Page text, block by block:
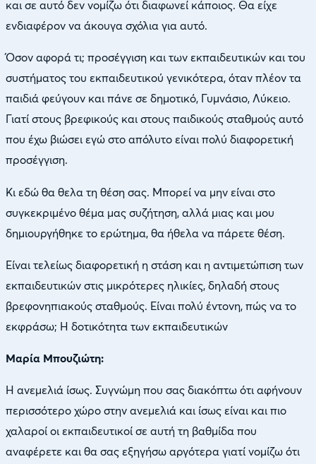
και σε αυτό δεν νομίζω ότι διαφωνεί κάποιος. Θα είχε
ενδιαφέρον να άκουγα σχόλια για αυτό.
Όσον αφορά τι; προσέγγιση και των εκπαιδευτικών και του
συστήματος του εκπαιδευτικού γενικότερα, όταν πλέον τα
παιδιά φεύγουν και πάνε σε δημοτικό, Γυμνάσιο, Λύκειο.
Γιατί στους βρεφικούς και στους παιδικούς σταθμούς αυτό
που έχω βιώσει εγώ στο απόλυτο είναι πολύ διαφορετική
προσέγγιση.
Κι εδώ θα θελα τη θέση σας. Μπορεί να μην είναι στο
συγκεκριμένο θέμα μας συζήτηση, αλλά μιας και μου
δημιουργήθηκε το ερώτημα, θα ήθελα να πάρετε θέση.
Είναι τελείως διαφορετική η στάση και η αντιμετώπιση των
εκπαιδευτικών στις μικρότερες ηλικίες, δηλαδή στους
βρεφονηπιακούς σταθμούς. Είναι πολύ έντονη, πώς να το
εκφράσω; Η δοτικότητα των εκπαιδευτικών
Μαρία Μπουζιώτη:
Η ανεμελιά ίσως. Συγνώμη που σας διακόπτω ότι αφήνουν
περισσότερο χώρο στην ανεμελιά και ίσως είναι και πιο
χαλαροί οι εκπαιδευτικοί σε αυτή τη βαθμίδα που
αναφέρετε και θα σας εξηγήσω αργότερα γιατί νομίζω ότι